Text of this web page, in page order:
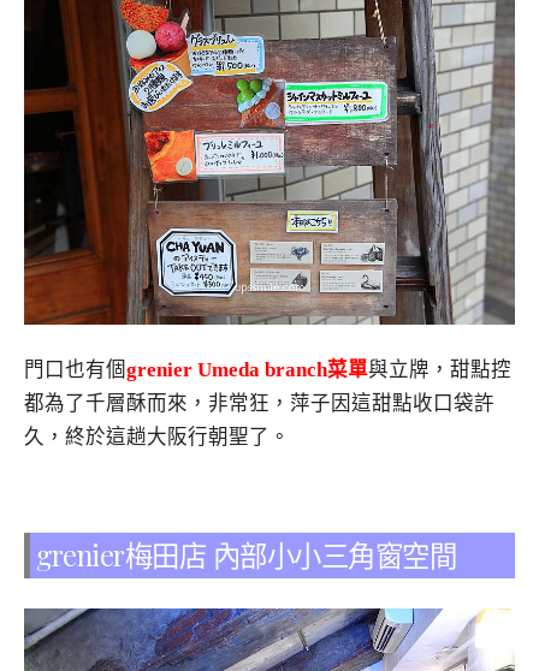
門口也有個grenier Umeda branch菜單與立牌，甜點控
都為了千層酥而來，非常狂，萍子因這甜點收口袋許
久，終於這趟大阪行朝聖了。
grenier梅田店 內部小小三角窗空間